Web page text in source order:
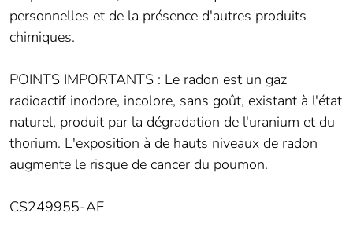
personnelles et de la présence d'autres produits
chimiques.
POINTS IMPORTANTS : Le radon est un gaz
radioactif inodore, incolore, sans goût, existant à l'état
naturel, produit par la dégradation de l'uranium et du
thorium. L'exposition à de hauts niveaux de radon
augmente le risque de cancer du poumon.
CS249955-AE